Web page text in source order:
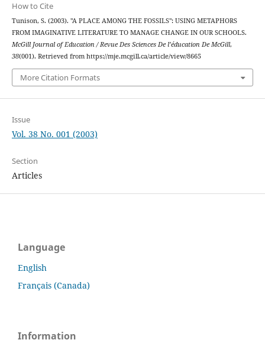
How to Cite
Tunison, S. (2003). "A PLACE AMONG THE FOSSILS": USING METAPHORS
FROM IMAGINATIVE LITERATURE TO MANAGE CHANGE IN OUR SCHOOLS.
McGill Journal of Education / Revue Des Sciences De l’éducation De McGill,
38(001). Retrieved from https://mje.mcgill.ca/article/view/8665
More Citation Formats
Issue
Vol. 38 No. 001 (2003)
Section
Articles
Language
English
Français (Canada)
Information